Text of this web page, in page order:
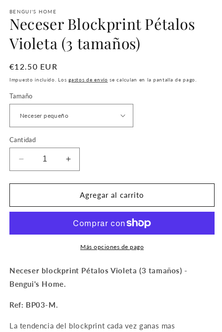
una
ventana
modal
BENGUI'S HOME
Neceser Blockprint Pétalos
Violeta (3 tamaños)
Precio
habitual
€12.50 EUR
Impuesto incluido. Losgastos de envío se calculan en la pantalla de pago.
Tamaño
Cantidad
Reducir
cantidad
para
Blockprint
(3
Aumentar
cantidad
para
Neceser
Blockprint
Violeta
(3
tamaños)
Agregar al carrito
Más opciones de pago
Neceser blockprint Pétalos Violeta (3 tamaños) -
Bengui's Home.
Ref: BP03-M.
La tendencia del blockprint cada vez ganas mas